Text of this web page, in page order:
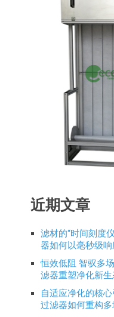
近期文章
滤材的“时间刻度
器如何以毫秒级
恒效低阻 智驭多
滤器重塑净化新
自适应净化的核
过滤器如何重构